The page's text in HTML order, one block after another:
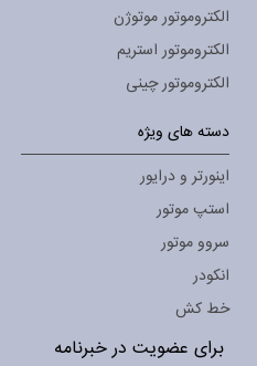
الکتروموتور موتوژن
الکتروموتور استریم
الکتروموتور چینی
دسته های ویژه
اینورتر و درایور
استپ موتور
سروو موتور
انکودر
خط کش
برای عضویت در خبرنامه